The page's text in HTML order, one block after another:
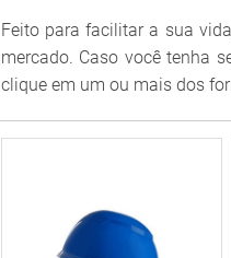
Feito para facilitar a sua
mercado. Caso você tenha
clique em um ou mais dos